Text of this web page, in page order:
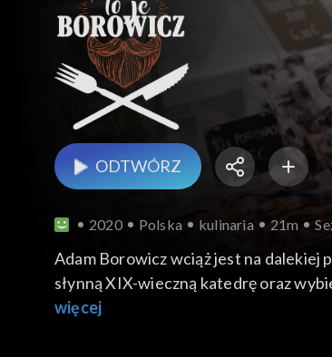
ODTWÓRZ
2020 Polska kulinaria 21m
Adam Borowicz wciąż jest na dalekiej
słynną XIX-wieczną katedrę oraz
więcej